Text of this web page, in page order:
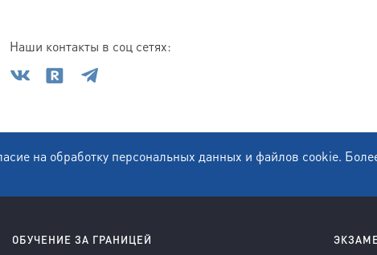
Наши контакты в соц сетях:
на обработку персональных данных и файлов cookie.
ОБУЧЕНИЕ ЗА ГРАНИЦЕЙ